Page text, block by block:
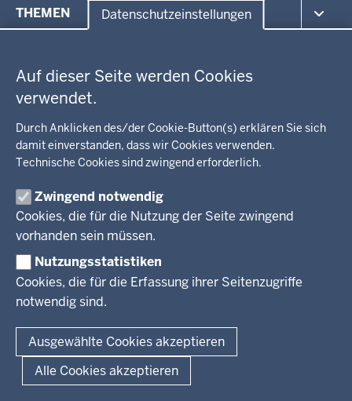
Datenschutzeinstellungen
Auf dieser Seite werden Cookies
verwendet.
Durch Anklicken des/der Cookie-Button(s) erklären Sie sich
damit einverstanden, dass wir Cookies verwenden.
Technische Cookies sind zwingend erforderlich.
Zwingend notwendig
Cookies, die für die Nutzung der Seite zwingend
vorhanden sein müssen.
Nutzungsstatistiken
Cookies, die für die Erfassung ihrer Seitenzugriffe
notwendig sind.
Ausgewählte Cookies akzeptieren
Alle Cookies akzeptieren
s
i
h
h
e
r
THEMEN
Energie, Bergbau
Kultur, Sport
Recht, Ordnung
Integration, Migration
BEZIRKSREGIERUNG
Behördenleitung
Wir über uns
Regierungsbezirk
KARRIERE
Stellenausschreibungen
Pressestelle
Social Media
BEKANNTMACHUNGEN
Amtsblatt
Fußzeile
Impressum Datenschutz Barrierefreiheit